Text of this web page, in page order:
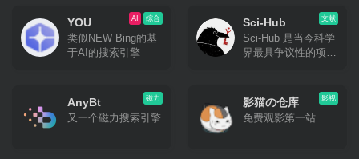
综合
AI
YOU
类似NEW Bing的基
于AI的搜索引擎
文献
Sci-Hub
Sci-Hub 是当今科学
界最具争议性的项
制地 提供所有科学
知识。
磁力
AnyBt
又一个磁力搜索引擎
影视
影猫の仓库
免费观影第一站